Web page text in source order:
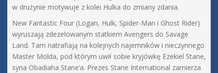
w drużynie motywuje z kolei Hulka do zmiany zdania.
New Fantastic Four (Logan, Hulk, Spider-Man i Ghost Rider)
wyruszają zdezelowanym statkiem Avengers do Savage
Land. Tam natrafiają na kolejnych najemników i nieczynnego
Master Molda, pod którym uwił sobie kryjówkę Ezekiel Stane,
syna Obadiaha Stane’a. Prezes Stane International zamierza